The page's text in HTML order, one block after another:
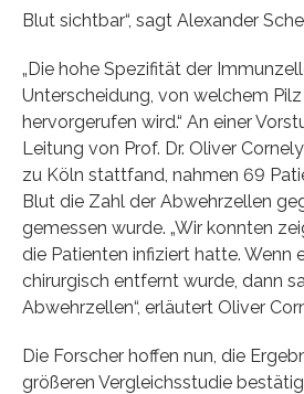
Blut sichtbar“, sagt Alexander
„Die hohe Spezifität der
Unterscheidung, von welchem
hervorgerufen wird.“ An einer
Leitung von Prof. Dr. Oliver
zu Köln stattfand, nahmen 69
Blut die Zahl der Abwehrzellen
gemessen wurde. „Wir konnten
die Patienten infiziert hatte. Wenn
chirurgisch entfernt wurde, dann
Abwehrzellen“, erläutert Oliver
Die Forscher hoffen nun, die
größeren Vergleichsstudie